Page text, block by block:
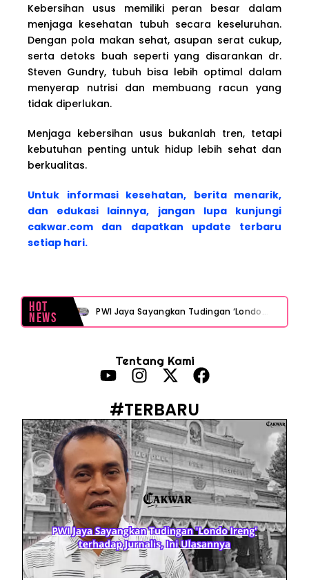
Kebersihan usus memiliki peran besar dalam
menjaga kesehatan tubuh secara keseluruhan.
Dengan pola makan sehat, asupan serat cukup,
serta detoks buah seperti yang disarankan dr.
Steven Gundry, tubuh bisa lebih optimal dalam
menyerap nutrisi dan membuang racun yang
tidak diperlukan.
Menjaga kebersihan usus bukanlah tren, tetapi
kebutuhan penting untuk hidup lebih sehat dan
berkualitas.
Untuk informasi kesehatan, berita menarik,
dan edukasi lainnya, jangan lupa kunjungi
cakwar.com dan dapatkan update terbaru
setiap hari.
Hot
News PWI Jaya Sayangkan Tudingan ‘Londo Ireng’ terhadap Jurnalis, Ini Ulasannya
Babak Baru Kasus Febrie Adriansyah, Rencana Praperadilan Penyitaan Emas dan Uang Tunai Jadi Sorotan
HP Huawei Cepat Panas? Ini Penyebab Utama dan Cara Mengatasinya
Face ID iPhone Tidak Mengenali Wajah? Ini Penyebab dan Cara Mengatasinya
Eks Jampidsus Febrie Adriansyah Tersangka Korupsi Asabri Tapi Masih Terima Gaji: Mengapa Begitu?
Tentang Kami
#TERBARU